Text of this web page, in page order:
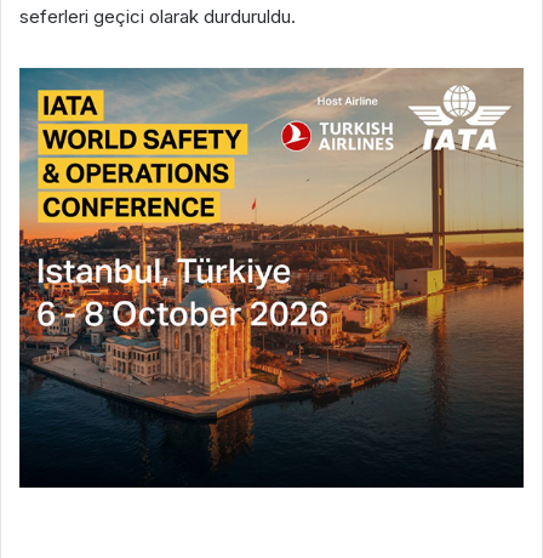
seferleri geçici olarak durduruldu.